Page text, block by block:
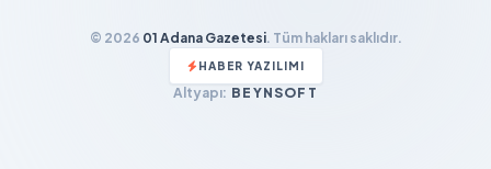
© 2026 01 Adana Gazetesi. Tüm hakları saklıdır.
HABER YAZILIMI
Altyapı: BEYNSOFT